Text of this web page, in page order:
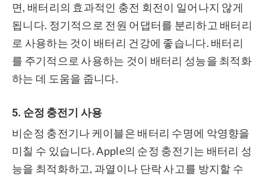
면, 배터리의 효과적인 충전 회전이 일어나지 않게
됩니다. 정기적으로 전원 어댑터를 분리하고 배터리
로 사용하는 것이 배터리 건강에 좋습니다. 배터리
를 주기적으로 사용하는 것이 배터리 성능을 최적화
하는 데 도움을 줍니다.
5. 순정 충전기 사용
비순정 충전기나 케이블은 배터리 수명에 악영향을
미칠 수 있습니다. Apple의 순정 충전기는 배터리 성
능을 최적화하고, 과열이나 단락 사고를 방지할 수